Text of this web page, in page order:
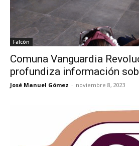
Falcón
Comuna Vanguardia
profundiza información
José Manuel Gómez - noviembre 8, 2023